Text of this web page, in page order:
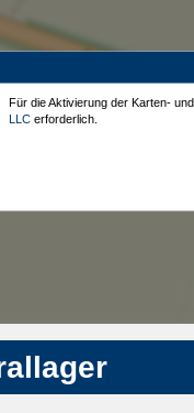
Für die Aktivierung der Karten-
LLC erforderlich.